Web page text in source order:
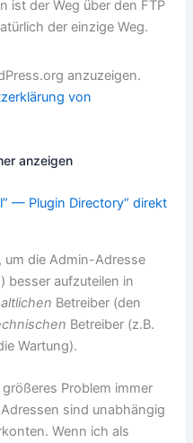
ist der Weg über den FTP
der einzige Weg.
anzuzeigen.
von
anzeigen
— Plugin Directory“ direkt
um die Admin-Adresse
besser aufzuteilen in
Betreiber (den
Betreiber (z.B.
Wartung).
Problem immer
sind unabhängig
Wenn ich als